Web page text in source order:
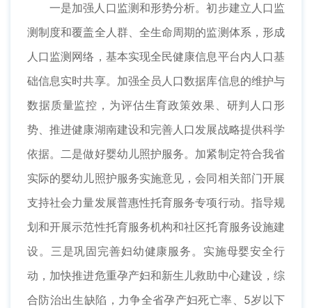
一是加强人口监测和形势分析。初步建立人口监
测制度和覆盖全人群、全生命周期的监测体系，形成
人口监测网络，基本实现全民健康信息平台内人口基
础信息实时共享。加强全员人口数据库信息的维护与
数据质量监控，为评估生育政策效果、研判人口形
势、推进健康湖南建设和完善人口发展战略提供科学
依据。二是做好婴幼儿照护服务。加紧制定符合我省
实际的婴幼儿照护服务实施意见，会同相关部门开展
支持社会力量发展普惠性托育服务专项行动。指导规
划和开展示范性托育服务机构和社区托育服务设施建
设。三是巩固完善妇幼健康服务。实施母婴安全行
动，加快推进危重孕产妇和新生儿救助中心建设，综
合防治出生缺陷，力争全省孕产妇死亡率、5岁以下